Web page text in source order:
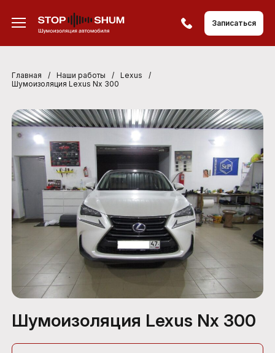
Записаться
Главная / Наши работы / Lexus
/
Шумоизоляция Lexus Nx 300
Шумоизоляция Lexus Nx 300